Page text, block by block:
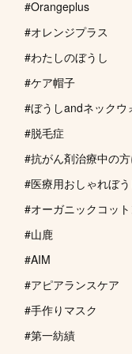
#Orangeplus
#オレンジプラス
#わたしのぼうし
#ケア帽子
#ぼうしandネックウ
#脱毛症
#抗がん剤治療中の
#医療用おしゃれぼう
#オーガニックコッ
#山鹿
#AIM
#アピアランスケア
#手作りマスク
#第一紡績